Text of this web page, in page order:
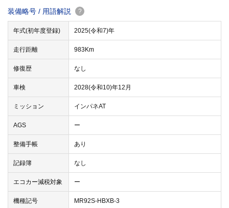
装備略号 / 用語解説 ?
年式(初年度登録) 2025(令和7)年
走行距離 983Km
修復歴 なし
車検 2028(令和10)年12月
ミッション インパネAT
AGS ー
整備手帳 あり
記録簿 なし
エコカー減税対象 ー
機種記号 MR92S-HBXB-3